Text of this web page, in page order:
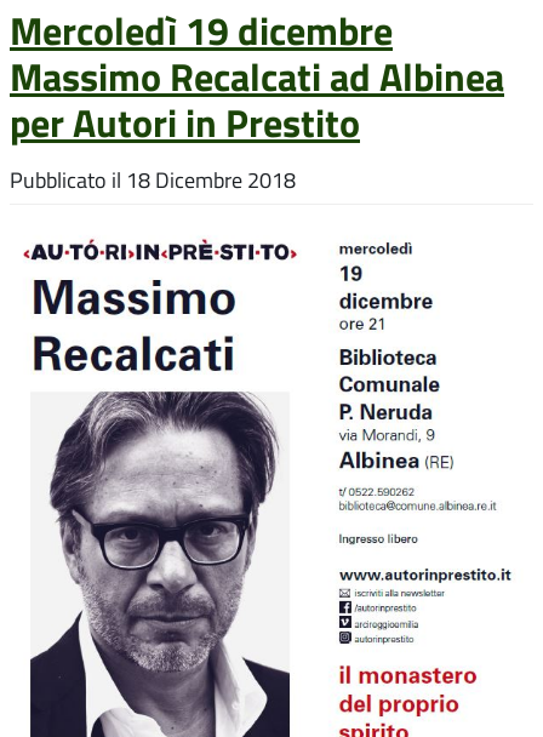
Mercoledì 19 dicembre
Massimo Recalcati ad Albinea
per Autori in Prestito
Pubblicato il 18 Dicembre 2018